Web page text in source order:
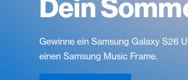
Dein
Gewinne ein Samsung Galaxy S26
einen Samsung Music Frame.